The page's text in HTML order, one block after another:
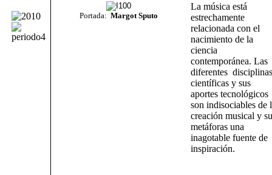
Portada: Margot Sputo
La música está
estrechamente
relacionada con el
nacimiento de la
ciencia
contemporánea. Las
diferentes disciplinas
científicas y sus
aportes tecnológicos
son indisociables de
creación musical y
metáforas una
inagotable fuente de
inspiración.